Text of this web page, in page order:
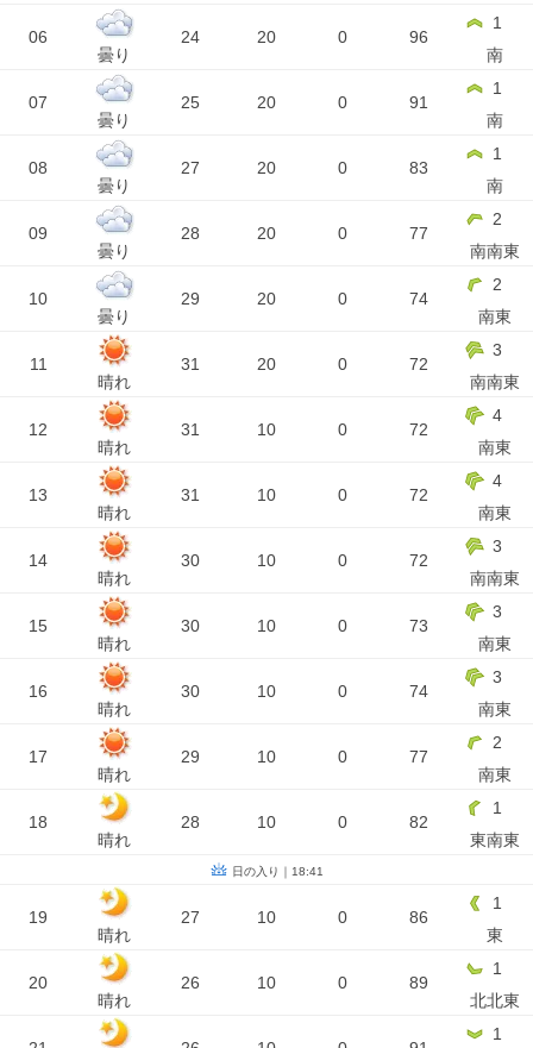
06
曇り
24 20 0 96
1
南
07
曇り
25 20 0 91
1
南
08
曇り
27 20 0 83
1
南
09
曇り
28 20 0 77
2
南南東
10
曇り
29 20 0 74
2
南東
11
晴れ
31 20 0 72
3
南南東
12
晴れ
31 10 0 72
4
南東
13
晴れ
31 10 0 72
4
南東
14
晴れ
30 10 0 72
3
南南東
15
晴れ
30 10 0 73
3
南東
16
晴れ
30 10 0 74
3
南東
17
晴れ
29 10 0 77
2
南東
18
晴れ
28 10 0 82
1
東南東
日の入り｜18:41
19
晴れ
27 10 0 86
1
東
20
晴れ
26 10 0 89
1
北北東
1